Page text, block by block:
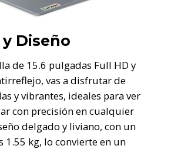
Diseño
de 15.6 pulgadas Full HD y
vas a disfrutar de
y vibrantes, ideales para ver
con precisión en cualquier
delgado y liviano, con un
1.55 kg, lo convierte en un